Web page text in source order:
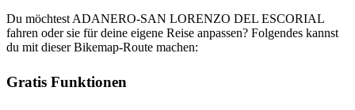
Du möchtest ADANERO-SAN LORENZO DEL ESCORIAL
fahren oder sie für deine eigene Reise anpassen? Folgendes kannst
du mit dieser Bikemap-Route machen:
Gratis Funktionen